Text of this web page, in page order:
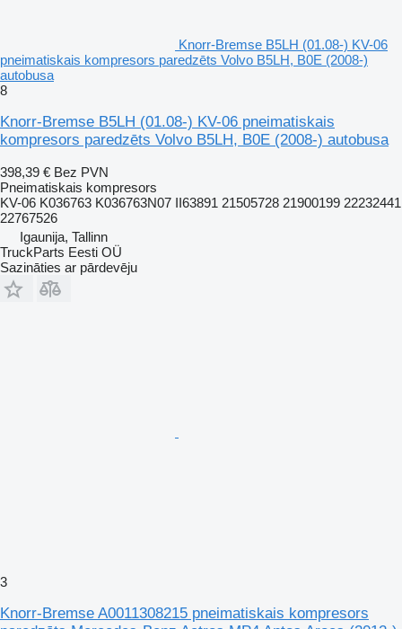
Knorr-Bremse B5LH (01.08-) KV-06
pneimatiskais kompresors paredzēts Volvo B5LH, B0E (2008-)
autobusa
8
Knorr-Bremse B5LH (01.08-) KV-06 pneimatiskais
kompresors paredzēts Volvo B5LH, B0E (2008-) autobusa
398,39 € Bez PVN
Pneimatiskais kompresors
KV-06 K036763 K036763N07 II63891 21505728 21900199 22232441
22767526
Igaunija, Tallinn
TruckParts Eesti OÜ
Sazināties ar pārdevēju
3
Knorr-Bremse A0011308215 pneimatiskais kompresors